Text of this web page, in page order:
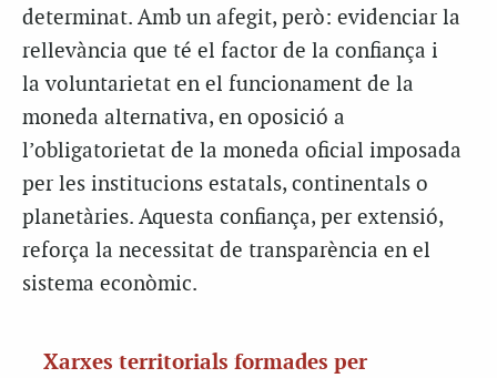
determinat. Amb un afegit, però: evidenciar la
rellevància que té el factor de la confiança i
la voluntarietat en el funcionament de la
moneda alternativa, en oposició a
l’obligatorietat de la moneda oficial imposada
per les institucions estatals, continentals o
planetàries. Aquesta confiança, per extensió,
reforça la necessitat de transparència en el
sistema econòmic.
Xarxes territorials formades per